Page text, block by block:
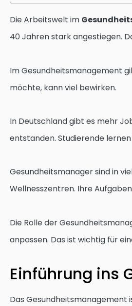
Die Arbeitswelt im
40 Jahren stark angestiegen.
Im Gesundheitsmanagement
möchte, kann viel bewirken.
In Deutschland gibt es mehr
entstanden. Studierende
Gesundheitsmanager sind in
Wellnesszentren. Ihre
Die Rolle der
anpassen. Das ist wichtig für
Einführung ins
Das Gesundheitsmanagement